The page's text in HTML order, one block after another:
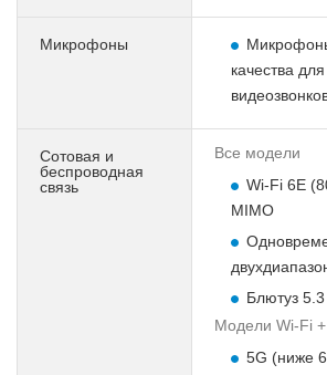
Микрофоны
качества
Сотовая и
беспроводная
связь
Все модели
Wi‑Fi 6E
MIMO
Блютуз 5.3
Модели Wi-Fi +
5G (ниже